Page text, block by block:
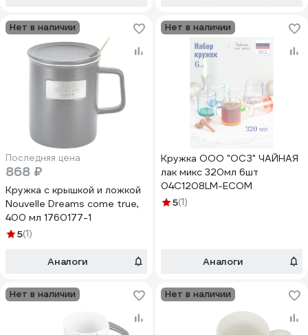
Нет в наличии
Последняя цена
868 ₽
Кружка с крышкой и ложкой
Nouvelle Dreams come true,
400 мл 1760177-1
5(1)
Аналоги
Нет в наличии
Кружка ООО "ОСЗ" ЧАЙНАЯ
лак микс 320мл 6шт
04C1208LM-ECOM
5(1)
Аналоги
Нет в наличии Нет в наличии